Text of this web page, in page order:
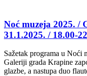
Noć muzeja 2025. /
31.1.2025. / 18.00-
Sažetak programa u Noći
Galeriji grada Krapine
glazbe, a nastupa duo